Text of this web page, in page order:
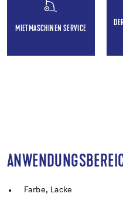
MIETMASCHINEN SERVICE
Farbe, Lacke